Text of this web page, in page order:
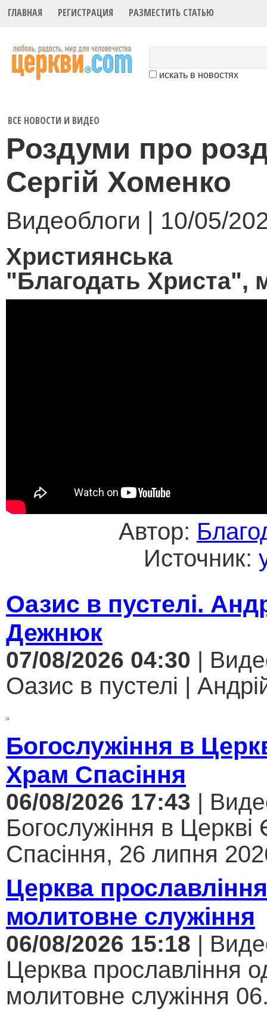
ГЛАВНАЯ РЕГИСТРАЦИЯ РАЗМЕСТИТЬ СТАТЬЮ
искать в новостях
ВСЕ НОВОСТИ И ВИДЕО
Роздуми про
Сергій Хоменко
Видеоблоги | 10/05/
Християнська
"Благодать Христа",
Автор:
Источник:
Оазис в пустелі.
Дежнюк
07/08/2026 04:30 |
Оазис в пустелі |
Богослужіння в
Храм Спасіння
06/08/2026 17:43 |
Богослужіння в
Спасіння, 26 липня
Церква
молитовне служіння
06/08/2026 15:18 |
Церква прославління
молитовне служіння